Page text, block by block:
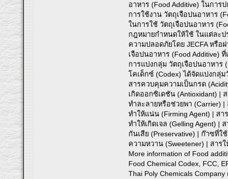
อาหาร (Food Additive) ในกา
การใช้งาน วัตถุเจือปนอาหาร
ในการใช้ วัตถุเจือปนอาหาร
กฎหมายกำหนดให้ใช้ ในแต่ละป
ความปลอดภัยโดย JECFA หรือ
เจือปนอาหาร (Food
การแบ่งกลุ่ม วัตถุเจือปนอาหาร
โคเด็กซ์ (Codex) ได้จัดแบ่งกลุ่
สารควบคุมความเป็นกรด
เกิดออกซิเดชัน (Antioxidant) |
ทำละลายหรือช่วยพา (Carrier) |
ทำให้แน่น (Firming Agent) | สา
ทำให้เกิดเจล (Gelling Agent) |
กันเสีย (Preservative) | ก๊าซที่ใ
ความหวาน (Sweetener) | สาร
More information of Food
Food Chemical Codex, FCC,
Thai Poly Chemicals Company